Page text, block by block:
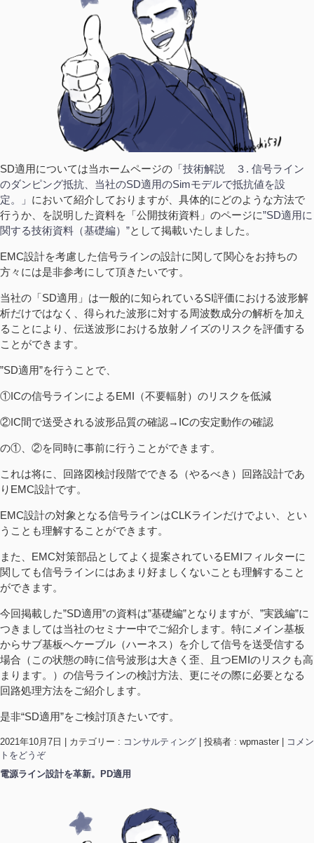
SD適用については当ホームページの 「技術解説 ３. 信号ライン
のダンピング抵抗、当社のSD適用のSimモデルで抵抗値を設
定。」 において紹介しておりますが、具体的にどのような方法で
行うか、を説明した資料を「公開技術資料」のページに”SD適用に
関する技術資料（基礎編）”として掲載いたしました。
EMC設計を考慮した信号ラインの設計に関して関心をお持ちの
方々には是非参考にして頂きたいです。
当社の「SD適用」は一般的に知られているSI評価における波形解
析だけではなく、得られた波形に対する周波数成分の解析を加え
ることにより、伝送波形における放射ノイズのリスクを評価する
ことができます。
”SD適用”を行うことで、
①ICの信号ラインによるEMI（不要輻射）のリスクを低減
②IC間で送受される波形品質の確認→ICの安定動作の確認
の①、②を同時に事前に行うことができます。
これは将に、回路図検討段階でできる（やるべき）回路設計であ
りEMC設計です。
EMC設計の対象となる信号ラインはCLKラインだけでよい、とい
うことも理解することができます。
また、EMC対策部品としてよく提案されているEMIフィルターに
関しても信号ラインにはあまり好ましくないことも理解すること
ができます。
今回掲載した”SD適用”の資料は”基礎編”となりますが、”実践編”に
つきましては当社のセミナー中でご紹介します。特にメイン基板
からサブ基板へケーブル（ハーネス）を介して信号を送受信する
場合（この状態の時に信号波形は大きく歪、且つEMIのリスクも高
まります。）の信号ラインの検討方法、更にその際に必要となる
回路処理方法をご紹介します。
是非“SD適用”をご検討頂きたいです。
2021年10月7日 | カテゴリー : コンサルティング | 投稿者 : wpmaster | コメン
トをどうぞ
電源ライン設計を革新。PD適用